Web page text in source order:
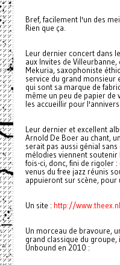
Bref, facilement l'un des
Rien que ça.
Leur dernier concert dans
aux Invites de
Mekuria, saxophoniste
service du grand
qui sont sa marque de
même un peu de papier de
les accueillir pour
Leur dernier et excellent
Arnold De Boer au chant,
serait pas aussi génial
mélodies viennent
fois-ci, donc, fini de rigoler
venus du free jazz réunis
appuieront sur scène,
Un site : http://
Un morceau de bravoure,
grand classique du
Unbound en 2010 :